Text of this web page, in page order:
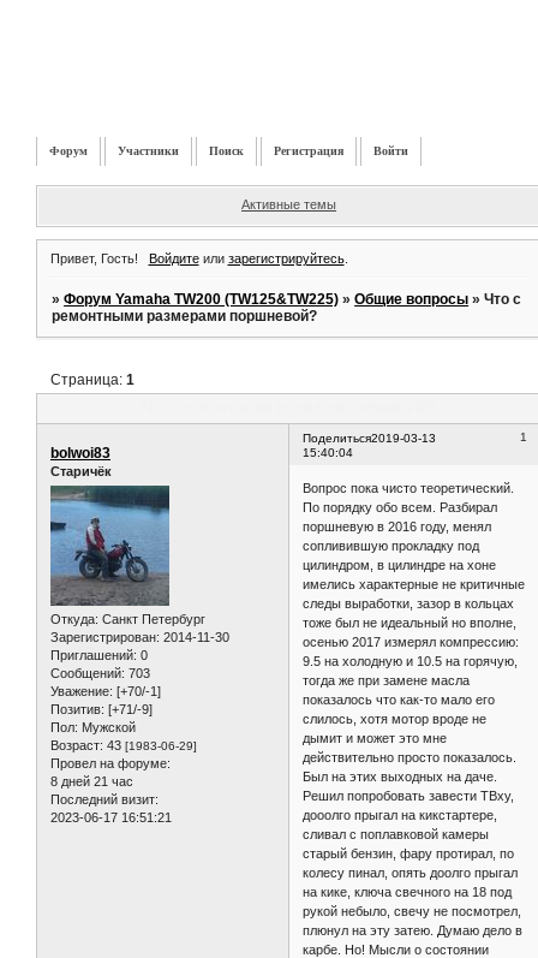
Форум Участники Поиск Регистрация Войти
Активные темы
Привет, Гость! Войдитеили зарегистрируйтесь.
»Форум Yamaha TW200 (TW125&TW225) »Общие вопросы »Что с
ремонтными размерами поршневой?
Страница:1
Поделиться 1
2019-03-13
15:40:04
bolwoi83
Старичёк
Откуда: Санкт Петербург
Зарегистрирован: 2014-11-30
Приглашений: 0
Сообщений: 703
Уважение: [+70/-1]
Позитив: [+71/-9]
Пол: Мужской
Возраст: 43 [1983-06-29]
Провел на форуме:
8 дней 21 час
Последний визит:
2023-06-17 16:51:21
Вопрос пока чисто теоретический.
По порядку обо всем. Разбирал
поршневую в 2016 году, менял
сопливившую прокладку под
цилиндром, в цилиндре на хоне
имелись характерные не критичные
следы выработки, зазор в кольцах
тоже был не идеальный но вполне,
осенью 2017 измерял компрессию:
9.5 на холодную и 10.5 на горячую,
тогда же при замене масла
показалось что как-то мало его
слилось, хотя мотор вроде не
дымит и может это мне
действительно просто показалось.
Был на этих выходных на даче.
Решил попробовать завести ТВху,
дооолго прыгал на кикстартере,
сливал с поплавковой камеры
старый бензин, фару протирал, по
колесу пинал, опять доолго прыгал
на кике, ключа свечного на 18 под
рукой небыло, свечу не посмотрел,
плюнул на эту затею. Думаю дело в
карбе. Но! Мысли о состоянии